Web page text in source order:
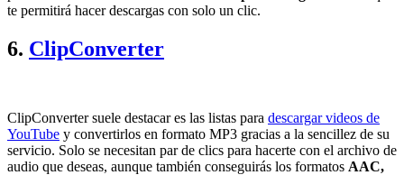
te permitirá hacer descargas con solo un clic.
6. ClipConverter
ClipConverter suele destacar es las listas para descargar videos de
YouTube y convertirlos en formato MP3 gracias a la sencillez de su
servicio. Solo se necesitan par de clics para hacerte con el archivo de
audio que deseas, aunque también conseguirás los formatos AAC,